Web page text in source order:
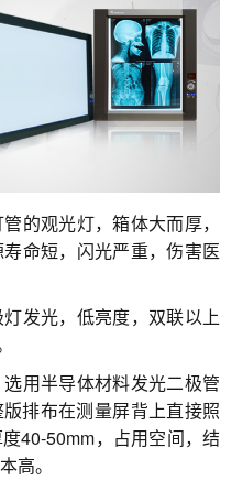
的观光灯，箱体大而厚，
命短，闪光严重，伤害医
发光，低亮度，双联以上
用半导体材料发光二极管
排布在测量屏背上直接照
40-50mm，占用空间，结
高。